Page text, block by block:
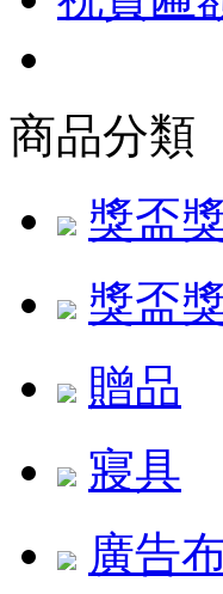
商品分類
獎盃
獎盃
贈品
寢具
廣告